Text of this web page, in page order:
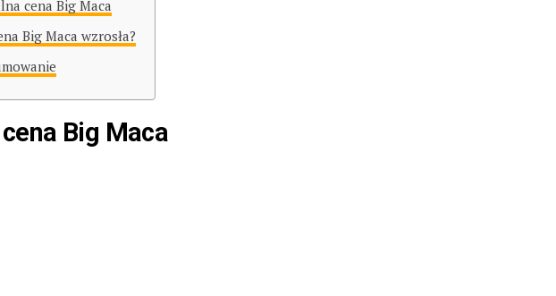
cena Big Maca
Big Maca wzrosła?
Big Maca